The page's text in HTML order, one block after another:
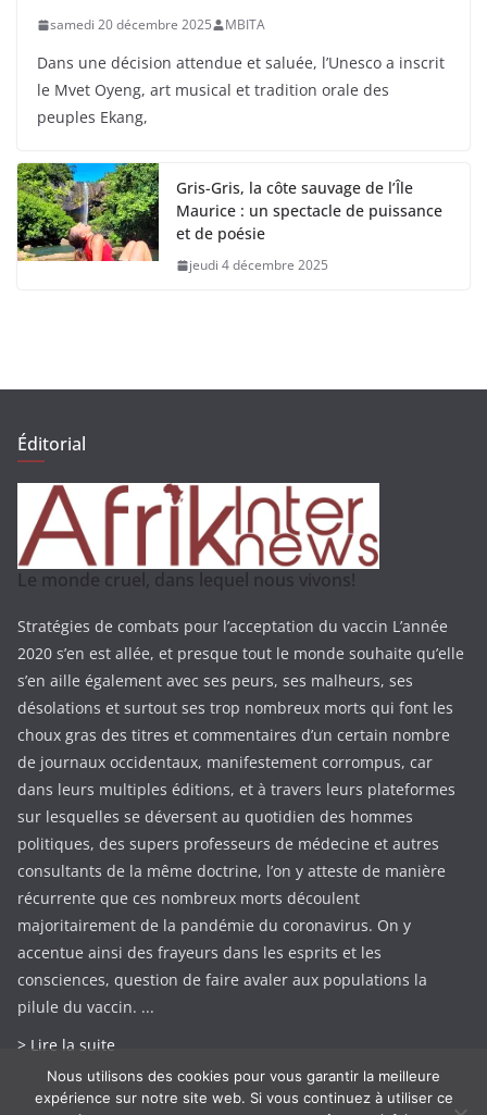
samedi 20 décembre 2025 MBITA
Dans une décision attendue et saluée, l’Unesco a inscrit
le Mvet Oyeng, art musical et tradition orale des
peuples Ekang,
Gris-Gris, la côte sauvage de l’Île
Maurice : un spectacle de puissance
et de poésie
jeudi 4 décembre 2025
Éditorial
Le monde cruel, dans lequel nous vivons!
Stratégies de combats pour l’acceptation du vaccin L’année
2020 s’en est allée, et presque tout le monde souhaite qu’elle
s’en aille également avec ses peurs, ses malheurs, ses
désolations et surtout ses trop nombreux morts qui font les
choux gras des titres et commentaires d’un certain nombre
de journaux occidentaux, manifestement corrompus, car
dans leurs multiples éditions, et à travers leurs plateformes
sur lesquelles se déversent au quotidien des hommes
politiques, des supers professeurs de médecine et autres
consultants de la même doctrine, l’on y atteste de manière
récurrente que ces nombreux morts découlent
majoritairement de la pandémie du coronavirus. On y
accentue ainsi des frayeurs dans les esprits et les
consciences, question de faire avaler aux populations la
pilule du vaccin. ...
> Lire la suite
Nous utilisons des cookies pour vous garantir la meilleure
expérience sur notre site web. Si vous continuez à utiliser ce